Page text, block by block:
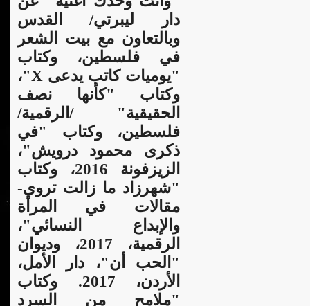
دار ليبرتي/ القدس
وبالتعاون مع بيت الشعر
في فلسطين، وكتاب
"يوميات كاتب يدعى X"،
وكتاب "كأنها نصف
الحقيقية" /الرقمية/
فلسطين، وكتاب "في
ذكرى محمود درويش"،
الزيزفونة 2016، وكتاب
"شهرزاد ما زالت تروي-
مقالات في المرأة
والإبداع النسائي"،
الرقمية، 2017، وديوان
"الحب أن"، دار الأمل،
الأردن، 2017. وكتاب
"ملامح من السرد